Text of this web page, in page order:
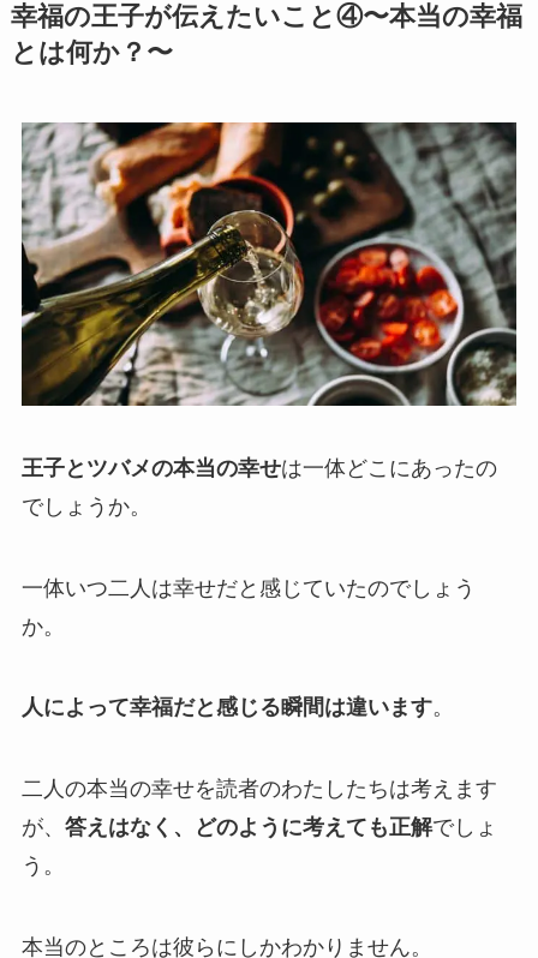
幸福の王子が伝えたいこと④〜本当の幸福
とは何か？〜
王子とツバメの本当の幸せは一体どこにあったの
でしょうか。
一体いつ二人は幸せだと感じていたのでしょう
か。
人によって幸福だと感じる瞬間は違います。
二人の本当の幸せを読者のわたしたちは考えます
が、 答えはなく、どのように考えても正解でしょ
う。
本当のところは彼らにしかわかりません。